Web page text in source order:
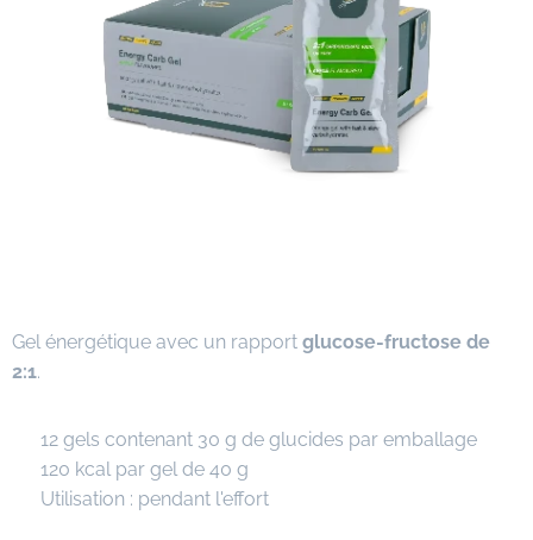
Gel énergétique avec un rapport glucose-fructose de
2:1.
✔ 12 gels contenant 30 g de glucides par emballage
✔ 120 kcal par gel de 40 g
✔ Utilisation : pendant l'effort